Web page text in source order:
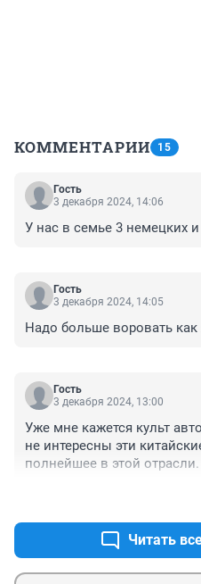
КОММЕНТАРИИ 15
Гость
3 декабря 2024, 14:06
У нас в семье 3 немецких
Гость
3 декабря 2024, 14:05
Надо больше воровать
Гость
3 декабря 2024, 13:00
Уже мне кажется культ
не интересны эти
полнейшее в этой
Читать